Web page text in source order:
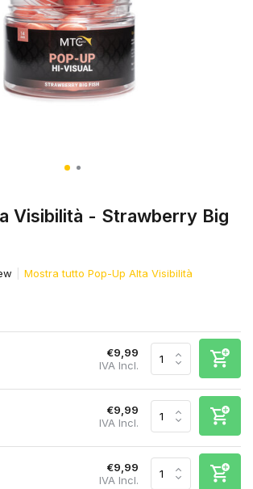
Visibilità - Strawberry Big
Mostra tutto Pop-Up Alta Visibilità
€9,99
IVA Incl.
€9,99
IVA Incl.
€9,99
IVA Incl.